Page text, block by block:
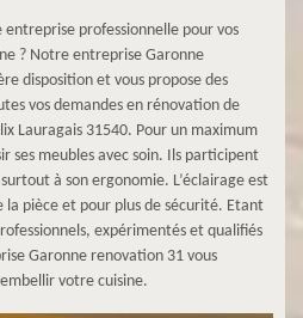
entreprise professionnelle pour vos
? Notre entreprise Garonne
disposition et vous propose des
vos demandes en rénovation de
Lauragais 31540. Pour un maximum
ses meubles avec soin. Ils participent
à son ergonomie. L’éclairage est
la pièce et pour plus de sécurité. Etant
expérimentés et qualifiés
Garonne renovation 31 vous
votre cuisine.